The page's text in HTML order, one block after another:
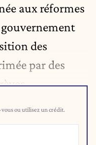
aux réformes
des
par des
ou utilisez un crédit.